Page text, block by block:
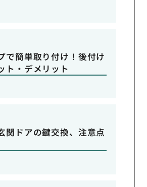
で簡単取り付け！後付け
ト・デメリット
関ドアの鍵交換、注意点